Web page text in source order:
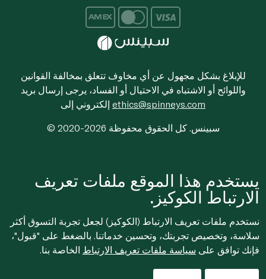
للإبلاغ بشكل مجهول عن أي مخاوف تتعلق بمخالفة القوانين
واللوائح أو الاشتباه في الاحتيال أو الفساد، يرجى إرسال بريد
ethics@spinneys.com
© 2020-2026 سبينس. كل الحقوق محفوظة
يستخدم هذا الموقع ملفات تعريف
الارتباط الكوكيز.
نستخدم ملفات تعريف الارتباط (الكوكيز) لجعل تجربة التسوق أكثر
سلاسة، وتخصيص تجربتك، وتحسين خدماتنا. بالضغط على "قبول"،
فإنك توافق على سياسة ملفات تعريف الارتباط الخاصة بنا.